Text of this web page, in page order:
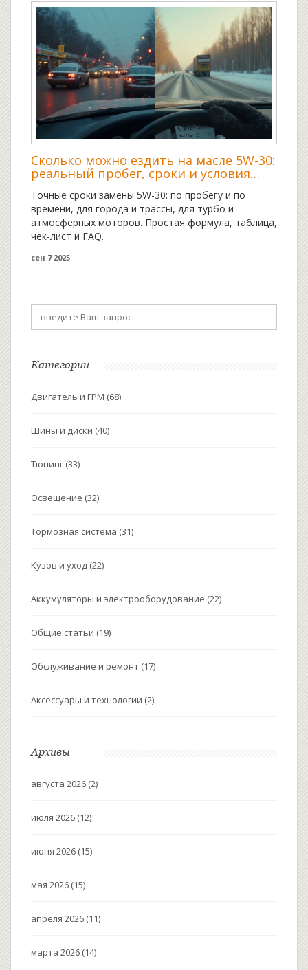
Сколько можно ездить на масле 5W-30:
реальный пробег, сроки и условия
эксплуатации
Точные сроки замены 5W-30: по пробегу и по
времени, для города и трассы, для турбо и
атмосферных моторов. Простая формула, таблица,
чек-лист и FAQ.
сен 7 2025
Категории
Двигатель и ГРМ (68)
Шины и диски (40)
Тюнинг (33)
Освещение (32)
Тормозная система (31)
Кузов и уход (22)
Аккумуляторы и электрооборудование (22)
Общие статьи (19)
Обслуживание и ремонт (17)
Аксессуары и технологии (2)
Архивы
августа 2026 (2)
июля 2026 (12)
июня 2026 (15)
мая 2026 (15)
апреля 2026 (11)
марта 2026 (14)